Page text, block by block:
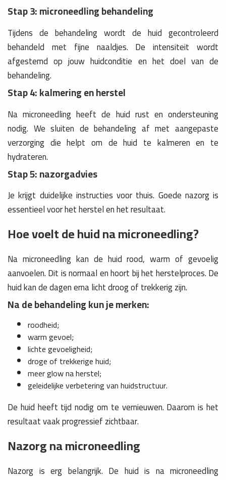
Stap 3: microneedling behandeling
Tijdens de behandeling wordt de huid gecontroleerd
behandeld met fijne naaldjes. De intensiteit wordt
afgestemd op jouw huidconditie en het doel van de
behandeling.
Stap 4: kalmering en herstel
Na microneedling heeft de huid rust en ondersteuning
nodig. We sluiten de behandeling af met aangepaste
verzorging die helpt om de huid te kalmeren en te
hydrateren.
Stap 5: nazorgadvies
Je krijgt duidelijke instructies voor thuis. Goede nazorg is
essentieel voor het herstel en het resultaat.
Hoe voelt de huid na microneedling?
Na microneedling kan de huid rood, warm of gevoelig
aanvoelen. Dit is normaal en hoort bij het herstelproces. De
huid kan de dagen erna licht droog of trekkerig zijn.
Na de behandeling kun je merken:
roodheid;
warm gevoel;
lichte gevoeligheid;
droge of trekkerige huid;
meer glow na herstel;
geleidelijke verbetering van huidstructuur.
De huid heeft tijd nodig om te vernieuwen. Daarom is het
resultaat vaak progressief zichtbaar.
Nazorg na microneedling
Nazorg is erg belangrijk. De huid is na microneedling